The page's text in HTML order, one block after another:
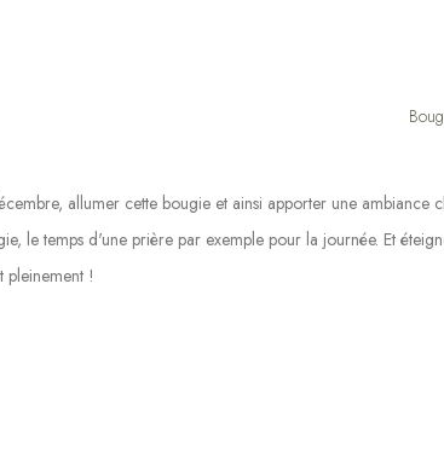
allumer cette bougie et ainsi apporter une ambiance
le temps d'une prière par exemple pour la journée. Et
pleinement !